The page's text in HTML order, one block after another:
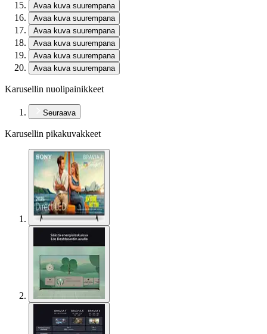
Avaa kuva suurempana
Avaa kuva suurempana
Avaa kuva suurempana
Avaa kuva suurempana
Avaa kuva suurempana
Avaa kuva suurempana
Karusellin nuolipainikkeet
Seuraava
Karusellin pikakuvakkeet